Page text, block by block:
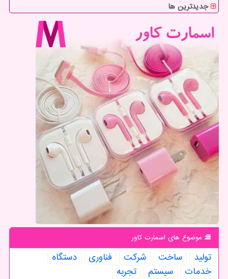
جدیدترین ها
موضوع های اسمارت كاور
تولید ساخت شركت فناوری
دستگاه
خدمات
سیستم تجربه